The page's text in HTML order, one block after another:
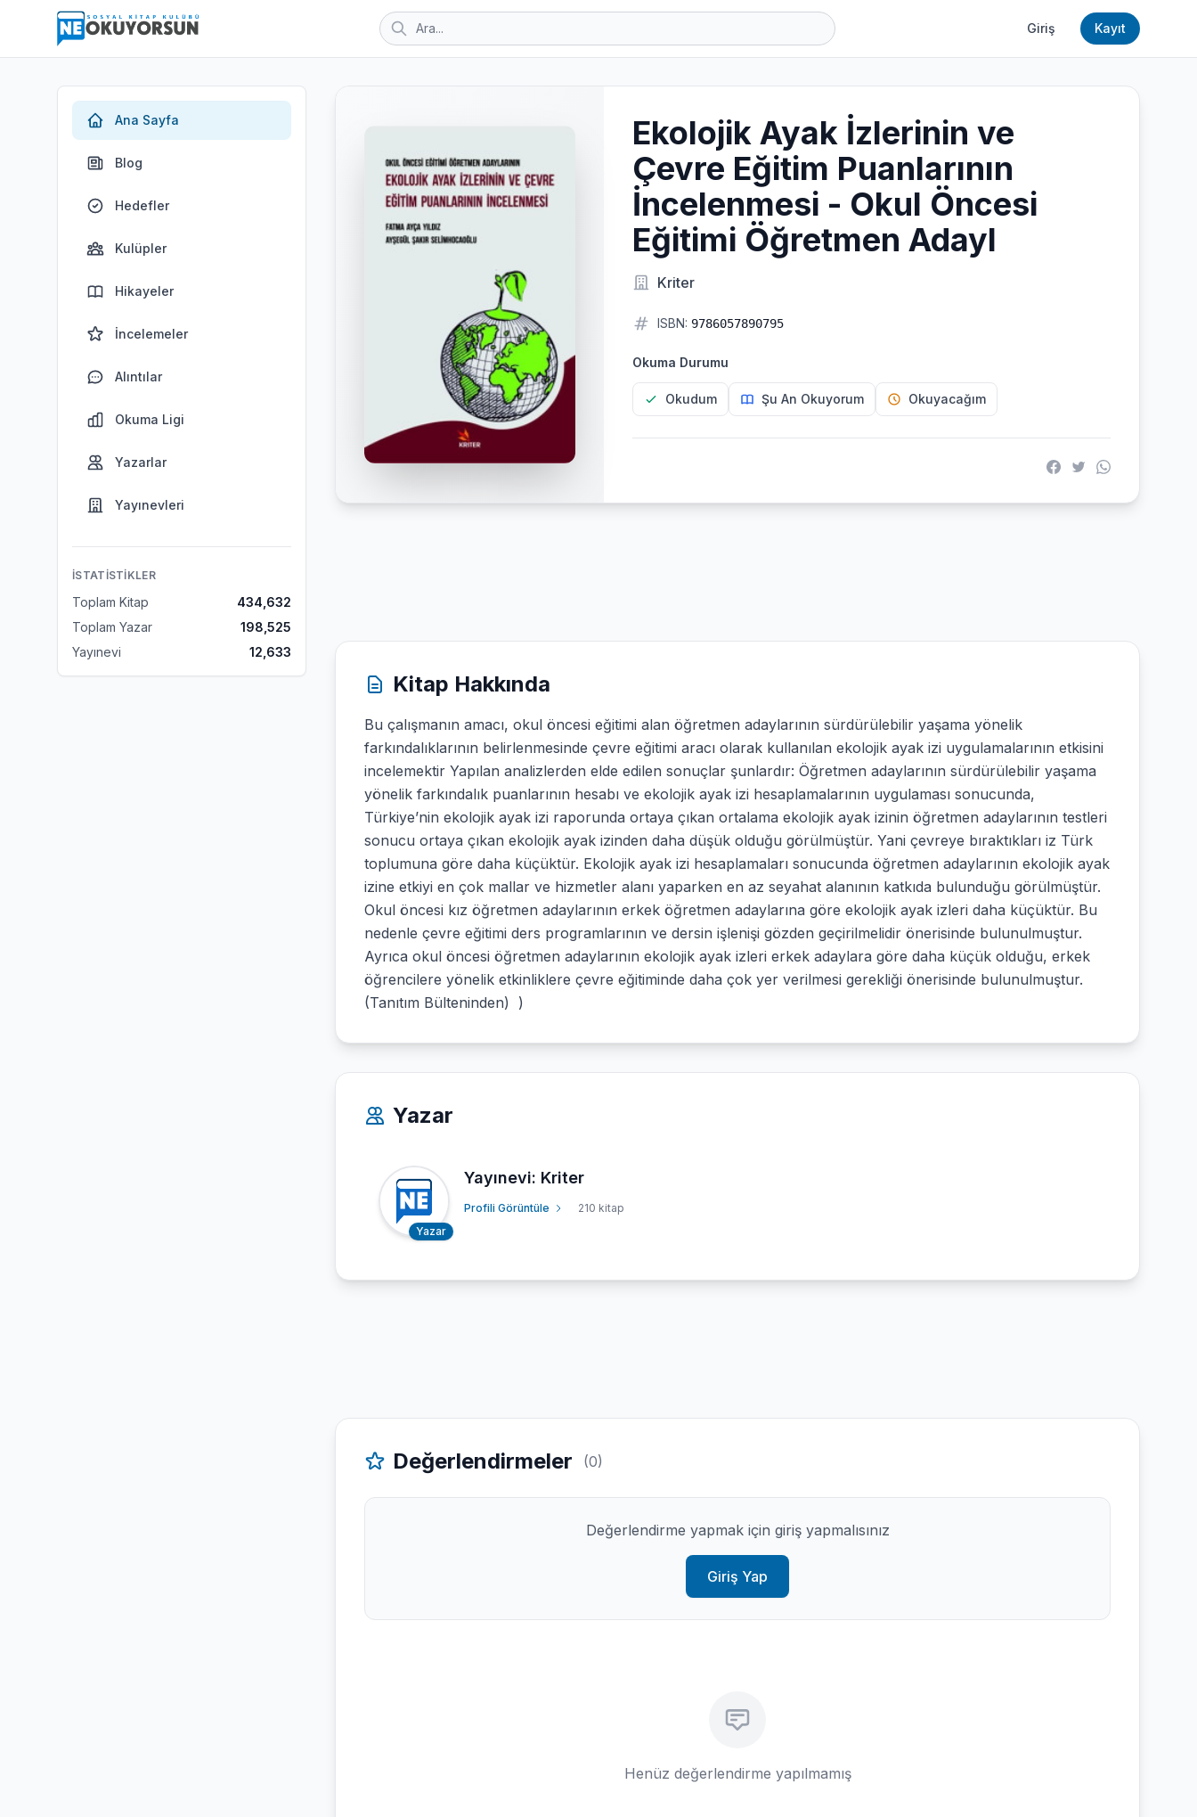
Giriş Kayıt
Ana Sayfa
Blog
Hedefler
Kulüpler
Hikayeler
İncelemeler
Alıntılar
Okuma Ligi
Yazarlar
Yayınevleri
İSTATISTIKLER
Toplam Kitap
434,632
Toplam Yazar
198,525
Yayınevi
12,633
Ekolojik Ayak İzlerinin ve
Çevre Eğitim Puanlarının
İncelenmesi - Okul Öncesi
Eğitimi Öğretmen Adayl
Kriter
ISBN: 9786057890795
Okuma Durumu
Okudum Şu An Okuyorum Okuyacağım
Kitap Hakkında
Bu çalışmanın amacı, okul öncesi eğitimi alan öğretmen adaylarının sürdürülebilir yaşama yönelik
farkındalıklarının belirlenmesinde çevre eğitimi aracı olarak kullanılan ekolojik ayak izi uygulamalarının etkisini
incelemektir Yapılan analizlerden elde edilen sonuçlar şunlardır: Öğretmen adaylarının sürdürülebilir yaşama
yönelik farkındalık puanlarının hesabı ve ekolojik ayak izi hesaplamalarının uygulaması sonucunda,
Türkiye’nin ekolojik ayak izi raporunda ortaya çıkan ortalama ekolojik ayak izinin öğretmen adaylarının testleri
sonucu ortaya çıkan ekolojik ayak izinden daha düşük olduğu görülmüştür. Yani çevreye bıraktıkları iz Türk
toplumuna göre daha küçüktür. Ekolojik ayak izi hesaplamaları sonucunda öğretmen adaylarının ekolojik ayak
izine etkiyi en çok mallar ve hizmetler alanı yaparken en az seyahat alanının katkıda bulunduğu görülmüştür.
Okul öncesi kız öğretmen adaylarının erkek öğretmen adaylarına göre ekolojik ayak izleri daha küçüktür. Bu
nedenle çevre eğitimi ders programlarının ve dersin işlenişi gözden geçirilmelidir önerisinde bulunulmuştur.
Ayrıca okul öncesi öğretmen adaylarının ekolojik ayak izleri erkek adaylara göre daha küçük olduğu, erkek
öğrencilere yönelik etkinliklere çevre eğitiminde daha çok yer verilmesi gerekliği önerisinde bulunulmuştur.
(Tanıtım Bülteninden) )
Yazar
Yazar
Yayınevi: Kriter
Profili Görüntüle 210 kitap
Değerlendirmeler (0)
Değerlendirme yapmak için giriş yapmalısınız
Giriş Yap
Henüz değerlendirme yapılmamış